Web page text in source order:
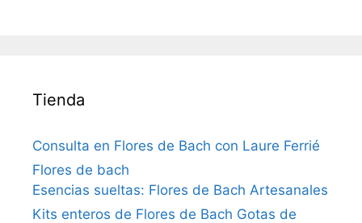
Tienda
Consulta en Flores de Bach con Laure Ferrié
Flores de bach
Esencias sueltas: Flores de Bach Artesanales
Kits enteros de Flores de Bach Gotas de